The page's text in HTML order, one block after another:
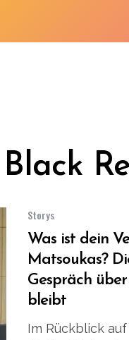
Black
Storys
Was ist dein
Matsoukas?
Gespräch
bleibt
Im Rückblick